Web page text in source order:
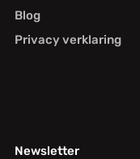
Blog
Privacy verklaring
Newsletter